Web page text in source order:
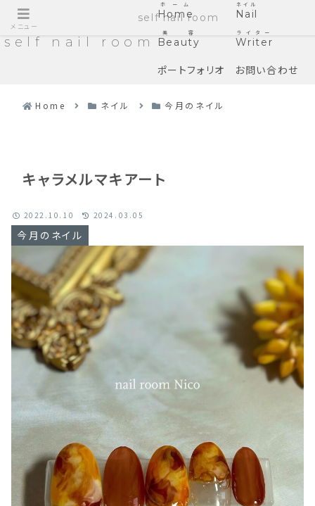
self nail room
Home
ホーム
Nail
ネイル
Beauty
美容
Writer
ライター
ポートフォリオ お問い合わせ
Home ネイル 今月のネイル
キャラメルマキアート
今月のネイル
2022.10.10 2024.03.05
メニュー
self nail room